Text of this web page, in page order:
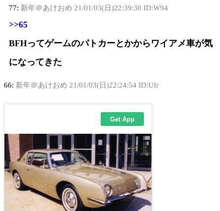
77: 新年＠あけおめ 21/01/03(日)22:39:30 ID:W94
>>65
BFHってゲームのパトカーとかからワイアメ車が気
になってきた
66: 新年＠あけおめ 21/01/03(日)22:24:54 ID:Ufr